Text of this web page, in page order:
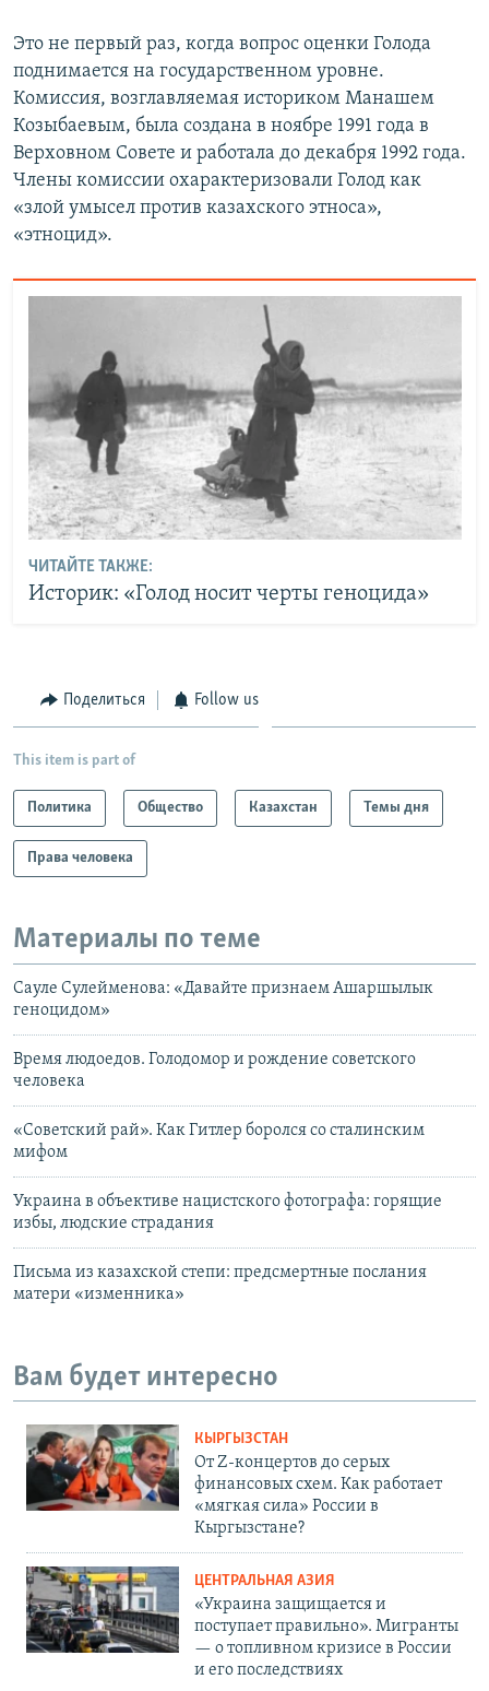
Это не первый раз, когда вопрос оценки Голода
поднимается на государственном уровне.
Комиссия, возглавляемая историком Манашем
Козыбаевым, была создана в ноябре 1991 года в
Верховном Совете и работала до декабря 1992 года.
Члены комиссии охарактеризовали Голод как
«злой умысел против казахского этноса»,
«этноцид».
ЧИТАЙТЕ ТАКЖЕ:
Историк: «Голод носит черты геноцида»
Поделиться Follow us
This item is part of
Политика Общество Казахстан Темы дня
Права человека
Материалы по теме
Сауле Сулейменова: «Давайте признаем Ашаршылык
геноцидом»
Время людоедов. Голодомор и рождение советского
человека
«Советский рай». Как Гитлер боролся со сталинским
мифом
Украина в объективе нацистского фотографа: горящие
избы, людские страдания
Письма из казахской степи: предсмертные послания
матери «изменника»
Вам будет интересно
КЫРГЫЗСТАН
От Z-концертов до серых
финансовых схем. Как работает
«мягкая сила» России в
Кыргызстане?
ЦЕНТРАЛЬНАЯ АЗИЯ
«Украина защищается и
поступает правильно». Мигранты
— о топливном кризисе в России
и его последствиях